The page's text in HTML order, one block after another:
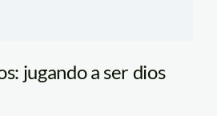
jugando a ser dios